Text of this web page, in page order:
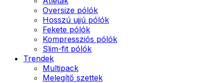
Oversize pólók
Hosszú ujjú pólók
Fekete pólók
Kompressziós pólók
Slim-fit pólók
Trendek
Multipack
Melegítő szettek